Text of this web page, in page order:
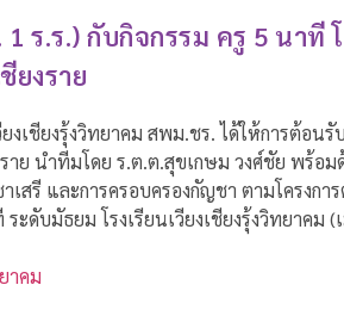
1 ร.ร.) กับกิจกรรม ครู 5 นาที
ยงราย
งเชียงรุ้งวิทยาคม สพม.ชร. ได้ให้การต้อนรั
ราย นำทีมโดย ร.ต.ต.สุขเกษม วงศ์ชัย พร้อ
สรี และการครอบครองกัญชา ตามโครงกา
ะดับมัธยม โรงเรียนเวียงเชียงรุ้งวิทยาคม
าคม